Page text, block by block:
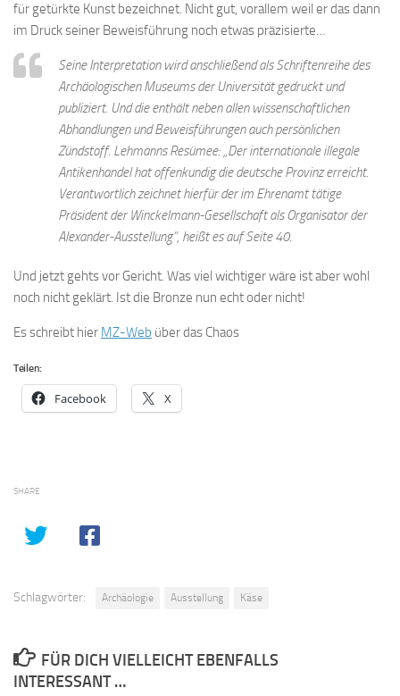
für getürkte Kunst bezeichnet. Nicht gut, vorallem weil er das dann
im Druck seiner Beweisführung noch etwas präzisierte…
Seine Interpretation wird anschließend als Schriftenreihe des
Archäologischen Museums der Universität gedruckt und
publiziert. Und die enthält neben allen wissenschaftlichen
Abhandlungen und Beweisführungen auch persönlichen
Zündstoff. Lehmanns Resümee: „Der internationale illegale
Antikenhandel hat offenkundig die deutsche Provinz erreicht.
Verantwortlich zeichnet hierfür der im Ehrenamt tätige
Präsident der Winckelmann-Gesellschaft als Organisator der
Alexander-Ausstellung“, heißt es auf Seite 40.
Und jetzt gehts vor Gericht. Was viel wichtiger wäre ist aber wohl
noch nicht geklärt. Ist die Bronze nun echt oder nicht!
Es schreibt hier MZ-Web über das Chaos
Teilen:
Facebook X
SHARE
Schlagwörter: Archäologie Ausstellung Käse
FÜR DICH VIELLEICHT EBENFALLS
INTERESSANT …